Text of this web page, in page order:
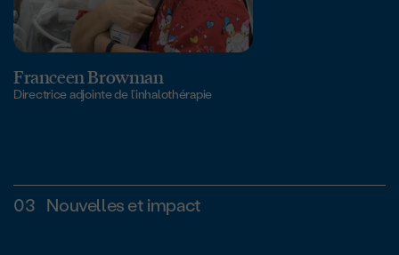
Franceen Browman
Directrice adjointe de l’inhalothérapie
03 Nouvelles et impact